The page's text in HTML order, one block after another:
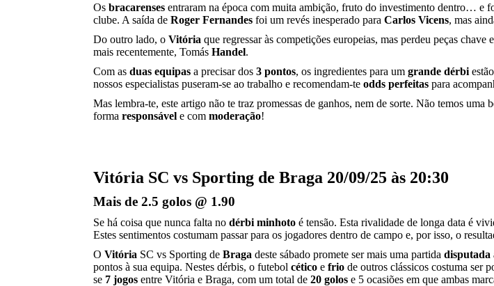
Osbracarenses entraram na época com muita ambição, fruto do investimento dentro… e
clube. A saída deRoger Fernandes foi um revés inesperado paraCarlos Vicens, mas
Do outro lado, oVitória que regressar às competições europeias, mas perdeu peças
mais recentemente, TomásHandel.
Com asduas equipas a precisar dos3 pontos, os ingredientes para umgrande dérbi
nossos especialistas puseram-se ao trabalho e recomendam-te odds perfeitas para
Mas lembra-te, este artigo não te traz promessas de ganhos, nem de sorte. Não temos
formaresponsável e commoderação!
Vitória SC vs Sporting de Braga 20/09/25 às 20:30
Mais de 2.5 golos @ 1.90
Se há coisa que nunca falta nodérbi minhoto é tensão. Esta rivalidade de longa data é
Estes sentimentos costumam passar para os jogadores dentro de campo e, por isso, o
OVitória SC vs Sporting deBraga deste sábado promete ser mais uma partidadisputada
pontos à sua equipa. Nestes dérbis, o futebolcético efrio de outros clássicos costuma ser
se 7 jogos entre Vitória e Braga, com um total de20 golos e 5 ocasiões em que ambas